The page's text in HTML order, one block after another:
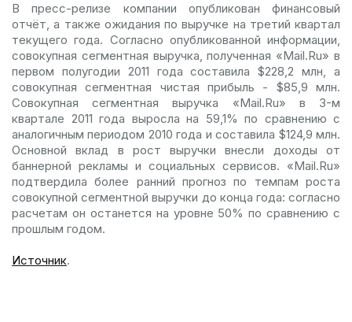
В пресс-релизе компании опубликован финансовый
отчёт, а также ожидания по выручке на третий квартал
текущего года. Согласно опубликованной информации,
совокупная сегментная выручка, полученная «Mail.Ru» в
первом полугодии 2011 года составила $228,2 млн, а
совокупная сегментная чистая прибыль - $85,9 млн.
Совокупная сегментная выручка «Mail.Ru» в 3-м
квартале 2011 года выросла на 59,1% по сравнению с
аналогичным периодом 2010 года и составила $124,9 млн.
Основной вклад в рост выручки внесли доходы от
баннерной рекламы и социальных сервисов. «Mail.Ru»
подтвердила более ранний прогноз по темпам роста
совокупной сегментной выручки до конца года: согласно
расчетам он останется на уровне 50% по сравнению с
прошлым годом.
Источник.